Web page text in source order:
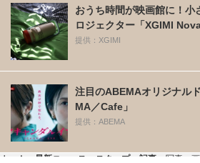
おうち時間が映画館に！小
ロジェクター「XGIMI Nova
提供：XGIMI
注目のABEMAオリジナル
MA／Cafe」
提供：ABEMA
ホーム 最新ニュース スクープ 記事 写真・